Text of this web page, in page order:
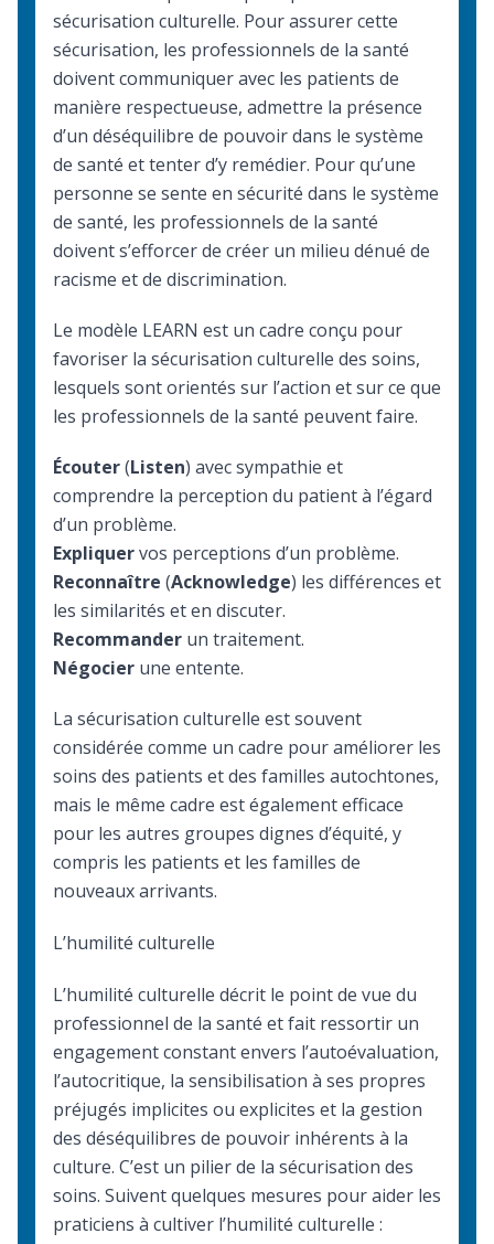
sécurisation culturelle. Pour assurer cette
sécurisation, les professionnels de la santé
doivent communiquer avec les patients de
manière respectueuse, admettre la présence
d’un déséquilibre de pouvoir dans le système
de santé et tenter d’y remédier. Pour qu’une
personne se sente en sécurité dans le système
de santé, les professionnels de la santé
doivent s’efforcer de créer un milieu dénué de
racisme et de discrimination.
Le modèle LEARN est un cadre conçu pour
favoriser la sécurisation culturelle des soins,
lesquels sont orientés sur l’action et sur ce que
les professionnels de la santé peuvent faire.
Écouter(Listen) avec sympathie et
comprendre la perception du patient à l’égard
d’un problème.
Expliquervos perceptions d’un problème.
Reconnaître (Acknowledge) les différences et
les similarités et en discuter.
Recommander un traitement.
Négocier une entente.
La sécurisation culturelle est souvent
considérée comme un cadre pour améliorer les
soins des patients et des familles autochtones,
mais le même cadre est également efficace
pour les autres groupes dignes d’équité, y
compris les patients et les familles de
nouveaux arrivants.
L’humilité culturelle
L’humilité culturelle décrit le point de vue du
professionnel de la santé et fait ressortir un
engagement constant envers l’autoévaluation,
l’autocritique, la sensibilisation à ses propres
préjugés implicites ou explicites et la gestion
des déséquilibres de pouvoir inhérents à la
culture. C’est un pilier de la sécurisation des
soins. Suivent quelques mesures pour aider les
praticiens à cultiver l’humilité culturelle :